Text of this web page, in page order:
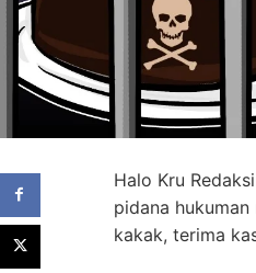
Halo Kru
pidana
kakak, terima